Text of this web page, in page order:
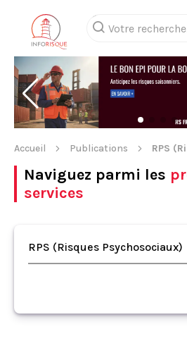
Accueil Publications RPS
Naviguez parmi les
services
RPS (Risques Psychosociaux)